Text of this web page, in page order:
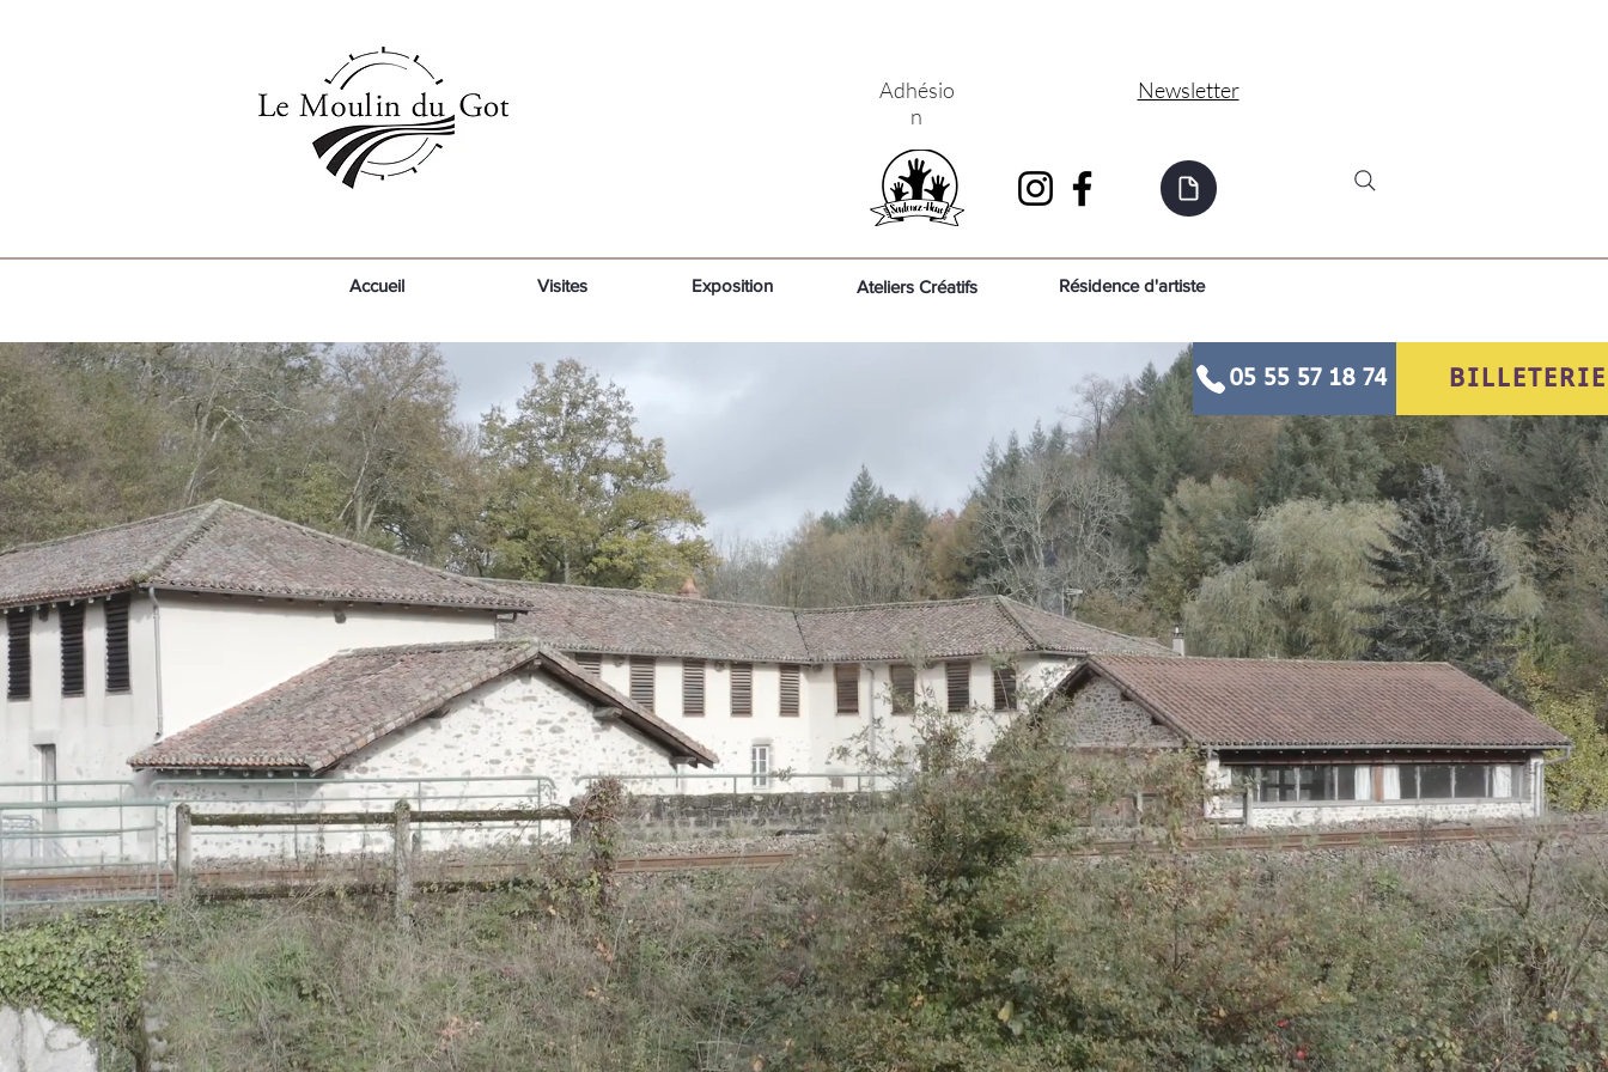
Adhésio
n
Newsletter
Accueil Visites Exposition Ateliers Créatifs Résidence d'artiste
05 55 57 18 74 BILLETERIE